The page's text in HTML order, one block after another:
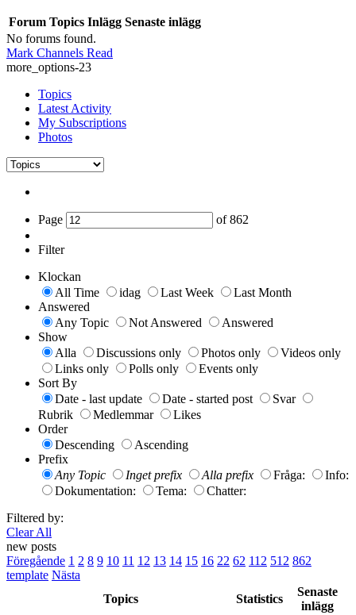
Forum Topics Inlägg Senaste inlägg
No forums found.
Mark Channels Read
more_options-23
Topics
Latest Activity
My Subscriptions
Photos
Page of862
Filter
Klockan
All Time
idag Last Week
Last Month
Answered
Any Topic
Not Answered
Answered
Show
Alla
Discussions only Photos only
Videos only
Links only
Polls only
Events only
Sort By
Date - last update
Date - started post
Svar
Rubrik
Medlemmar
Likes
Order
Descending
Ascending
Prefix
Any Topic
Inget prefix Alla prefix Fråga:
Info:
Dokumentation:
Tema:
Chatter:
Filtered by:
Clear All
new posts
Föregående 1 2 8 9 10 11 12 13 14 15 16 22 62 112 512 862
template Nästa
Topics
Statistics
Senaste
inlägg